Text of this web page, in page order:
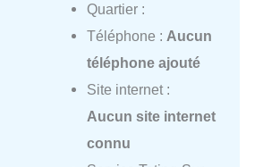
Quartier :
Téléphone : Aucun
téléphone ajouté
Site internet :
Aucun site internet
connu